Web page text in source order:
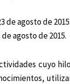
de agosto de 2015.
agosto de 2015.
cuyo